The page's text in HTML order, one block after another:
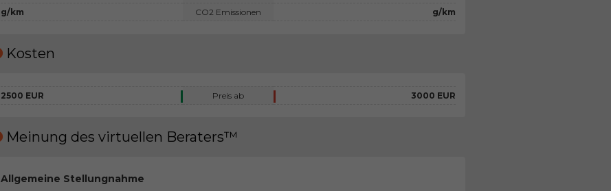
g/km
CO2 Emissionen
g/km
Kosten
2500 EUR Preis ab 3000 EUR
Meinung des virtuellen Beraters™
Allgemeine Stellungnahme